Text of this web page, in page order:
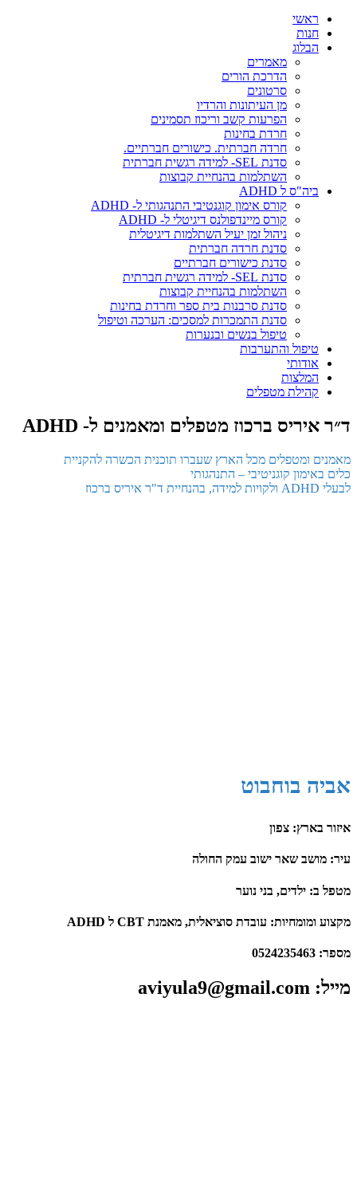
ראשי
חנות
הבלוג
מאמרים
הדרכת הורים
סרטונים
מן העיתונות והרדיו
הפרעות קשב וריכוז תסמינים
חרדת בחינות
חרדה חברתית. כישורים חברתיים.
סדנת SEL- למידה רגשית חברתית
השתלמות בהנחיית קבוצות
ביה"ס ל ADHD
קורס אימון קוגנטיבי התנהגותי ל- ADHD
קורס מיינדפולנס דיגיטלי ל- ADHD
ניהול זמן יעיל השתלמות דיגיטלית
סדנת חרדה חברתית
סדנת כישורים חברתיים
סדנת SEL- למידה רגשית חברתית
השתלמות בהנחיית קבוצות
סדנת סרבנות בית ספר וחרדת בחינות
סדנת התמכרות למסכים: הערכה וטיפול
טיפול בנשים ובנערות
טיפול והתערבות
אודותי
המלצות
קהילת מטפלים
ד״ר איריס ברכוז מטפלים ומאמנים ל- ADHD
מאמנים ומטפלים מכל הארץ שעברו תוכנית הכשרה להקניית
כלים באימון קוגניטיבי – התנהגותי
לבעלי ADHD ולקויות למידה, בהנחיית ד"ר איריס ברכוז
אביה בוחבוט
איזור בארץ: צפון
עיר: מושב שאר ישוב עמק החולה
מטפל ב: ילדים, בני נוער
מקצוע ומומחיות: ​עובדת סוציאלית, מאמנת CBT ל ADHD
מספר:​ 0524235463
מייל​: aviyula9@gmail.com